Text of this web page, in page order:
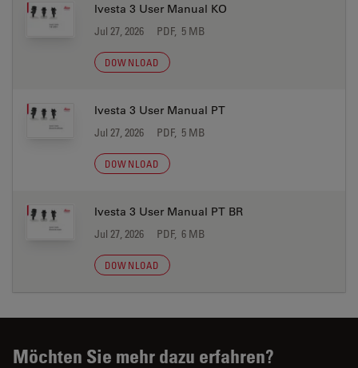
Ivesta 3 User Manual KO
Jul 27, 2026 PDF, 5 MB
DOWNLOAD
Ivesta 3 User Manual PT
Jul 27, 2026 PDF, 5 MB
DOWNLOAD
Ivesta 3 User Manual PT BR
Jul 27, 2026 PDF, 6 MB
DOWNLOAD
Möchten Sie mehr dazu erfahren?